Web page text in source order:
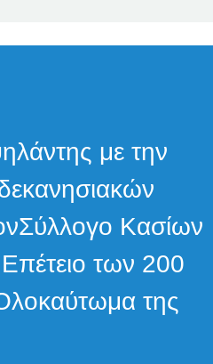
με την
Κασίων
των 200
της